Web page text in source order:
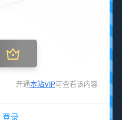
开通本站VIP可查看该内容
登录